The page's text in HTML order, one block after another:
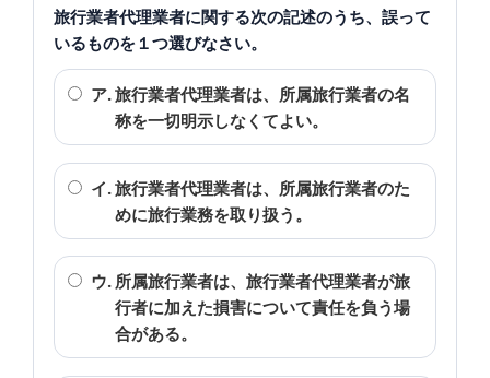
旅行業者代理業者に関する次の記述のうち、誤って
いるものを１つ選びなさい。
ア.旅行業者代理業者は、所属旅行業者の名
称を一切明示しなくてよい。
イ.旅行業者代理業者は、所属旅行業者のた
めに旅行業務を取り扱う。
ウ. 所属旅行業者は、旅行業者代理業者が旅
行者に加えた損害について責任を負う場
合がある。